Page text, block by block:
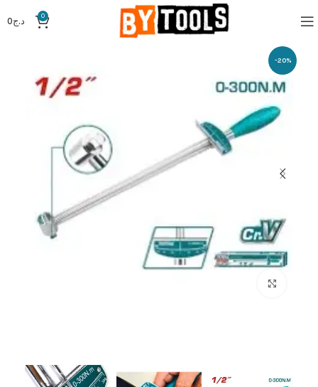
0 د.ج0
-20%